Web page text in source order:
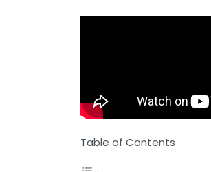
Table of Contents